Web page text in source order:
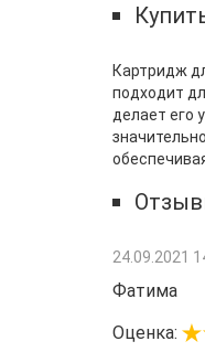
Картридж
подходит
делает его
24.09.2021
Фатима
Оценка: